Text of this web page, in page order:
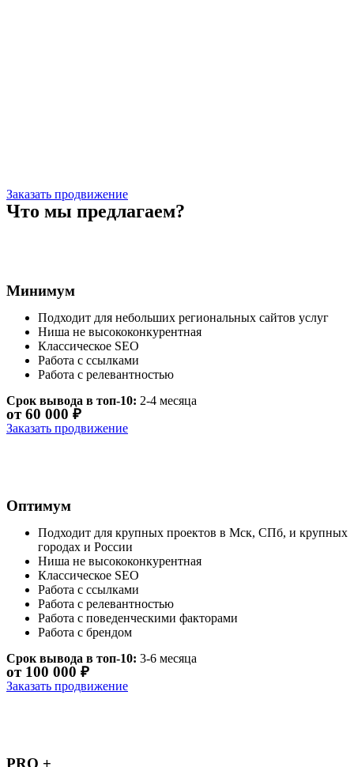
Заказать продвижение
Что мы предлагаем?
Минимум
Подходит для небольших региональных сайтов услуг
Ниша не высококонкурентная
Классическое SEO
Работа с ссылками
Работа с релевантностью
Срок вывода в топ-10: 2-4 месяца
от 60 000 ₽
Заказать продвижение
Оптимум
Подходит для крупных проектов в Мск, СПб, и крупных
городах и России
Ниша не высококонкурентная
Классическое SEO
Работа с ссылками
Работа с релевантностью
Работа с поведенческими факторами
Работа с брендом
Срок вывода в топ-10: 3-6 месяца
от 100 000 ₽
Заказать продвижение